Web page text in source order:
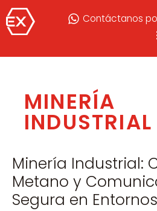
Contáctanos
MINERÍA
INDUSTRIAL
Minería Industrial:
Metano y
Segura en Entornos